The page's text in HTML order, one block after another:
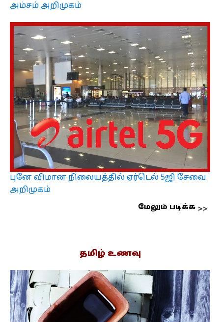
அம்சம் அறிமுகம்
புனே விமான நிலையத்தில் ஏர்டெல் 5ஜி சேவை
அறிமுகம்
மேலும் படிக்க
தமிழ் உணவு